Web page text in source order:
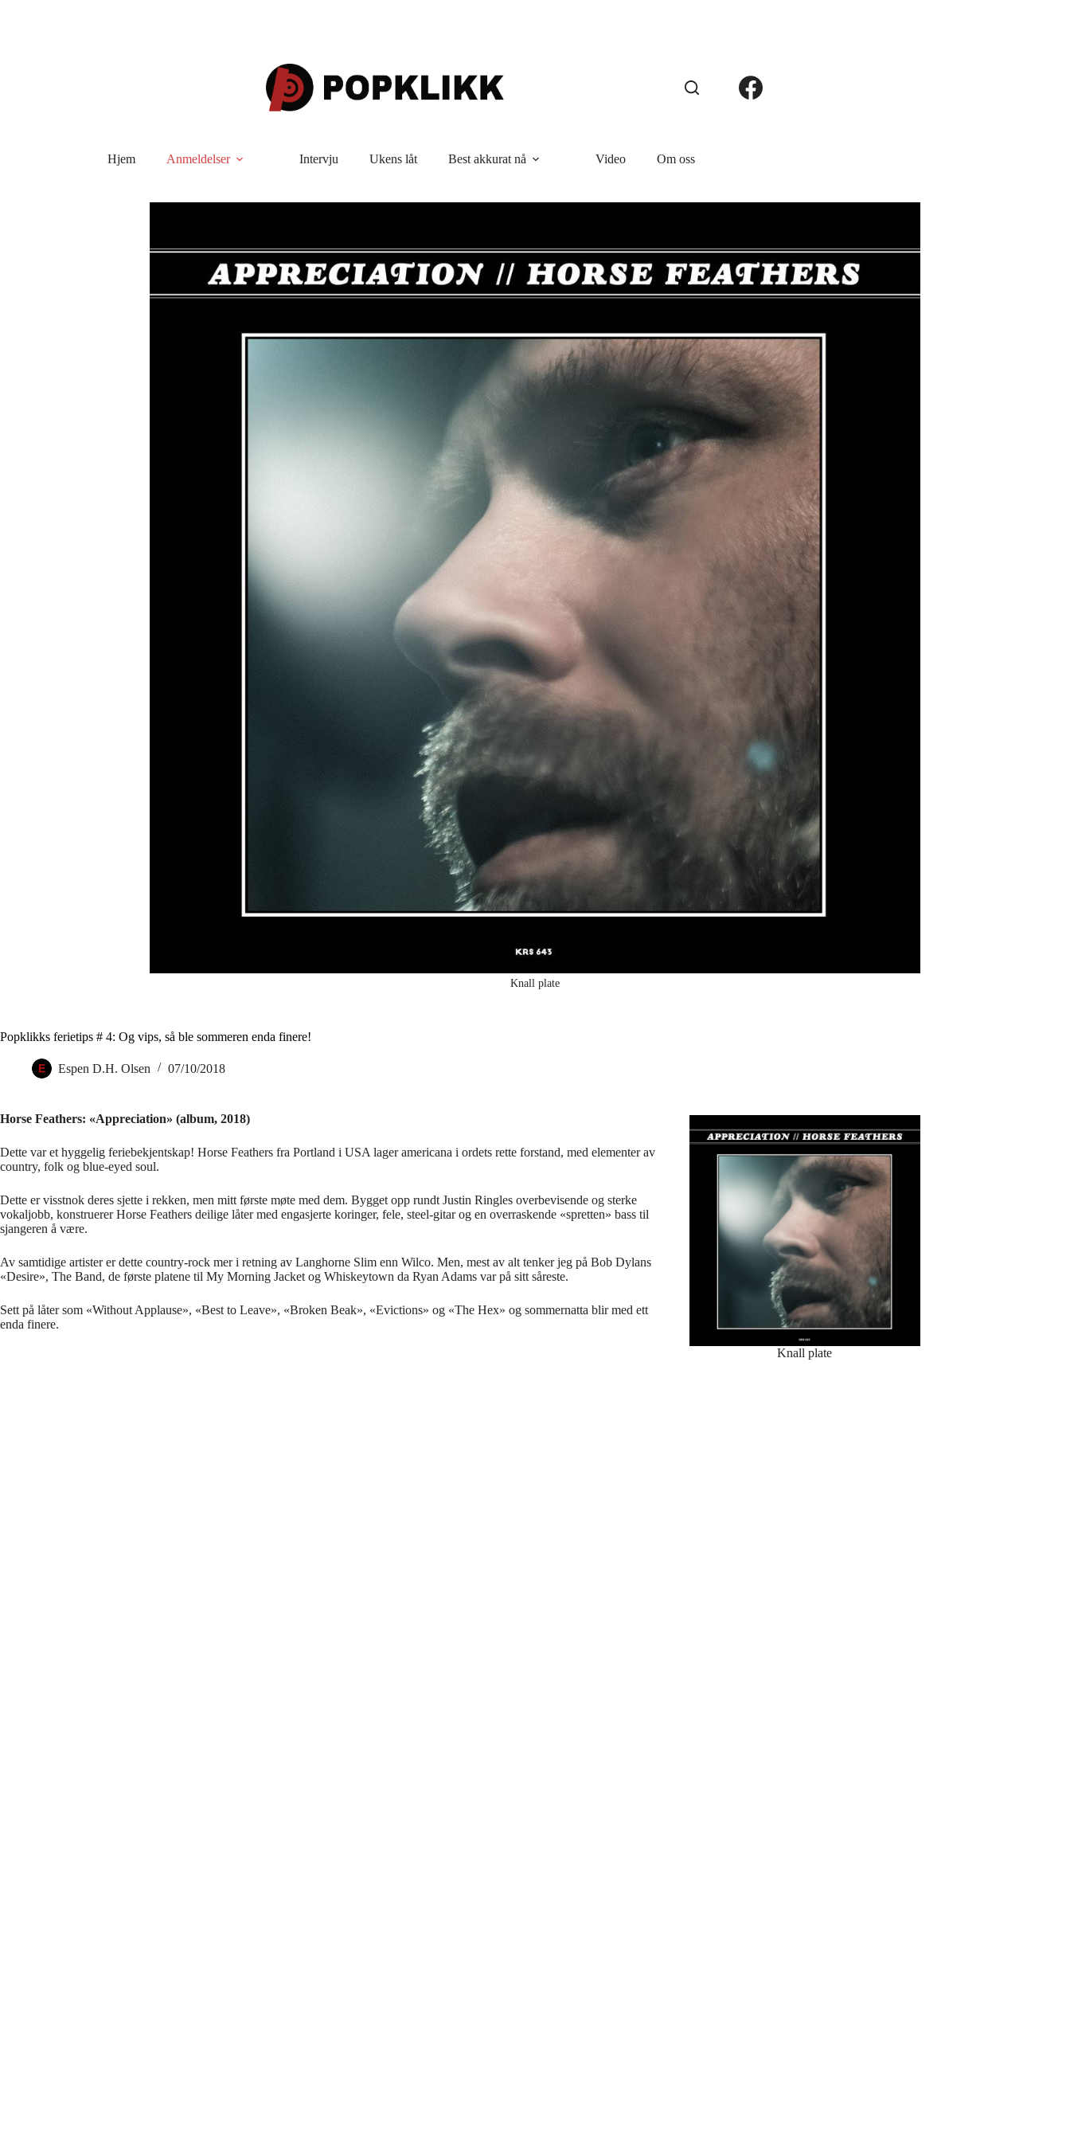
Hjem Anmeldelser Intervju Ukens låt Best akkurat nå Video Om oss
Knall plate
Popklikks ferietips # 4: Og vips, så ble sommeren enda finere!
Espen D.H. Olsen 07/10/2018
Knall plate
Horse Feathers: «Appreciation» (album, 2018)
Dette var et hyggelig feriebekjentskap! Horse Feathers fra Portland i USA lager americana i ordets rette forstand, med elementer av
country, folk og blue-eyed soul.
Dette er visstnok deres sjette i rekken, men mitt første møte med dem. Bygget opp rundt Justin Ringles overbevisende og sterke
vokaljobb, konstruerer Horse Feathers deilige låter med engasjerte koringer, fele, steel-gitar og en overraskende «spretten» bass til
sjangeren å være.
Av samtidige artister er dette country-rock mer i retning av Langhorne Slim enn Wilco. Men, mest av alt tenker jeg på Bob Dylans
«Desire», The Band, de første platene til My Morning Jacket og Whiskeytown da Ryan Adams var på sitt såreste.
Sett på låter som «Without Applause», «Best to Leave», «Broken Beak», «Evictions» og «The Hex» og sommernatta blir med ett
enda finere.